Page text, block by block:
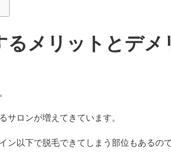
るメリットとデメ
ロンが増えてきています。
ン以下で脱毛できてしまう部位もあるの